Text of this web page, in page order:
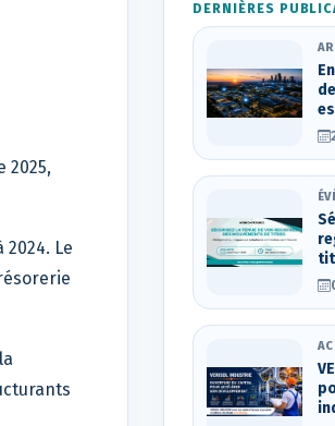
2025,
Le
DERNIÈRES
des